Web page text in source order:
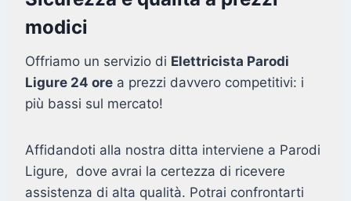
modici
Offriamo un servizio di Elettricista Parodi
Ligure 24 ore a prezzi davvero competitivi: i
più bassi sul mercato!
Affidandoti alla nostra ditta interviene a Parodi
Ligure, dove avrai la certezza di ricevere
assistenza di alta qualità. Potrai confrontarti